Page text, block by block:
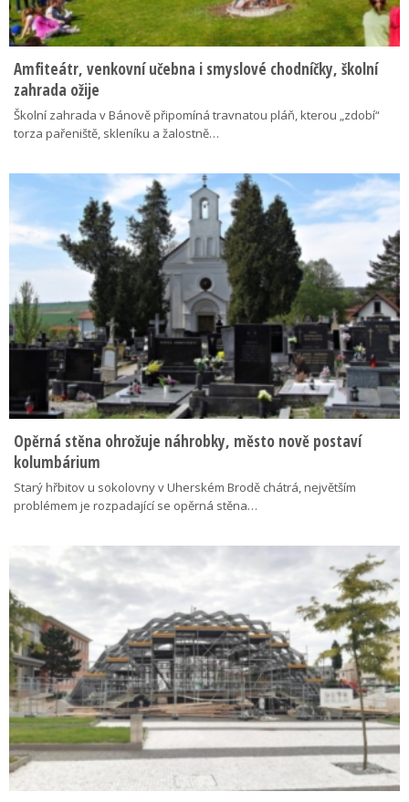
Amfiteátr, venkovní učebna i smyslové chodníčky, školní
zahrada ožije
Školní zahrada v Bánově připomíná travnatou pláň, kterou „zdobí“
torza pařeniště, skleníku a žalostně…
Opěrná stěna ohrožuje náhrobky, město nově postaví
kolumbárium
Starý hřbitov u sokolovny v Uherském Brodě chátrá, největším
problémem je rozpadající se opěrná stěna…